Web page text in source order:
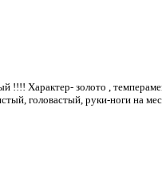
!!!! Характер- золото ,
головастый, руки-ноги на